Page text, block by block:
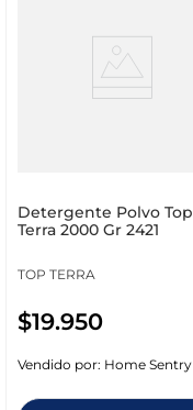
Detergente Polvo Top
Terra 2000 Gr 2421
TOP TERRA
$19.950
Vendido por: Home Sentry